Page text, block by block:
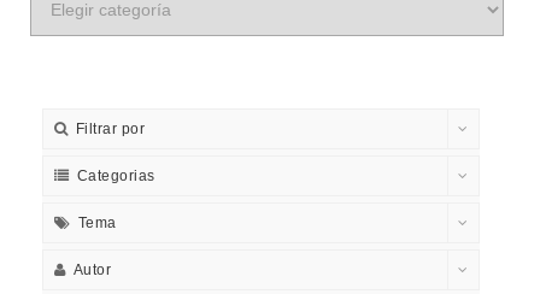
Filtrar por
Categorias
Tema
Autor